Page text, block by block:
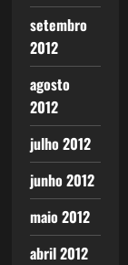
setembro
2012
agosto
2012
julho 2012
junho 2012
maio 2012
abril 2012